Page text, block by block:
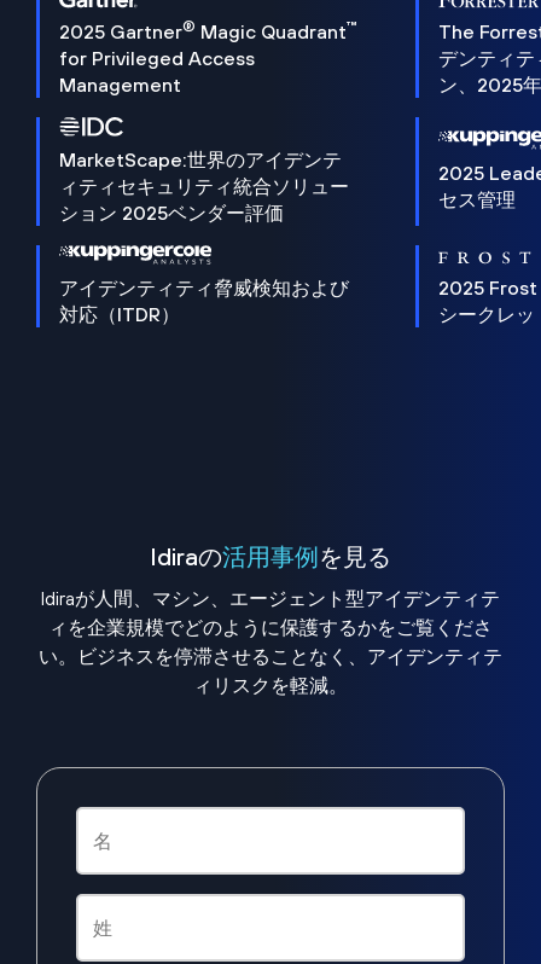
2025 Gartner® Magic Quadrant™
for Privileged Access
Management
The
デンティ
ン、2025
MarketScape:世界のアイデンテ
ィティセキュリティ統合ソリュー
ション 2025ベンダー評価
2025
セス管理
アイデンティティ脅威検知および
対応（ITDR）
2025 Frost
シークレッ
Idiraの活用事例を見る
Idiraが人間、マシン、エージェント型アイデンティテ
ィを企業規模でどのように保護するかをご覧くださ
い。ビジネスを停滞させることなく、アイデンティテ
ィリスクを軽減。